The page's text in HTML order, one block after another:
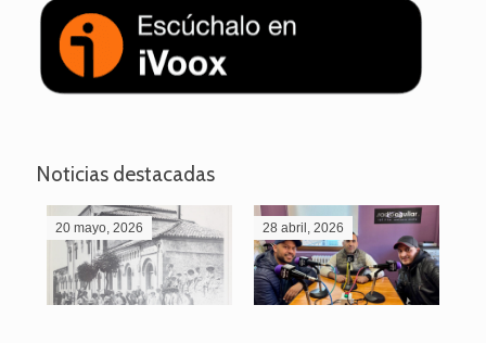
Noticias destacadas
20 mayo, 2026 28 abril, 2026